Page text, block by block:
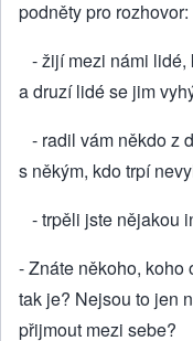
podněty pro rozhovor:
- žijí mezi námi lidé,
a druzí lidé se jim
- radil vám někdo z
s někým, kdo trpí
- trpěli jste nějakou
- Znáte někoho, koho
tak je? Nejsou to jen
přijmout mezi sebe?